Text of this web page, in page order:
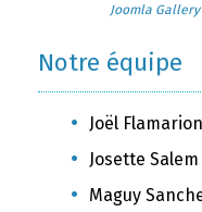
Joomla Gallery
Notre équipe
Joël
Josette
Maguy